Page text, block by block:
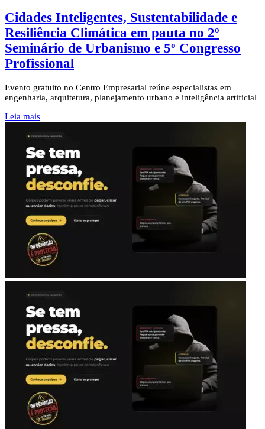
Cidades Inteligentes, Sustentabilidade e
Resiliência Climática em pauta no 2º
Seminário de Urbanismo e 5º Congresso
Profissional
Evento gratuito no Centro Empresarial reúne especialistas em
engenharia, arquitetura, planejamento urbano e inteligência artificial
Leia mais